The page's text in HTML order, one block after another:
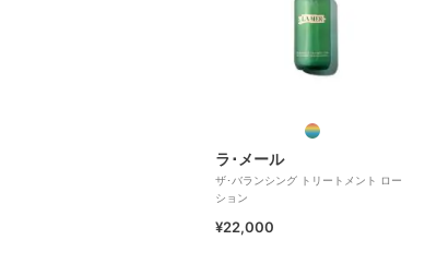
ラ･メール
ザ･バランシング トリートメント ロー
ション
¥22,000